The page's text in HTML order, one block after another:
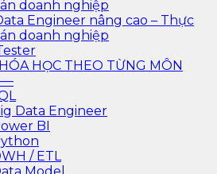
doanh nghiệp
Engineer nâng cao – Thực
doanh nghiệp
HỌC THEO TỪNG MÔN
Data Engineer
BI
/ ETL